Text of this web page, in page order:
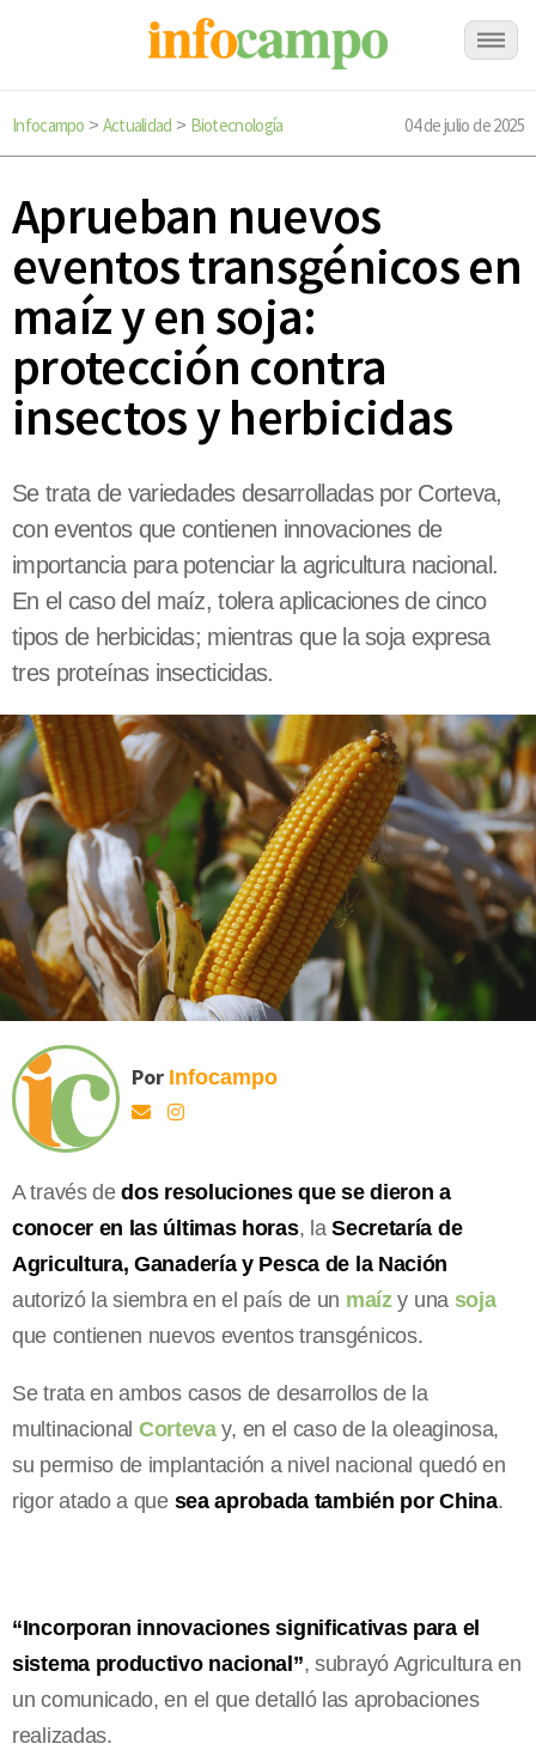
Infocampo > Actualidad > Biotecnología 04 de julio de 2025
Aprueban nuevos
eventos transgénicos en
maíz y en soja:
protección contra
insectos y herbicidas
Se trata de variedades desarrolladas por Corteva,
con eventos que contienen innovaciones de
importancia para potenciar la agricultura nacional.
En el caso del maíz, tolera aplicaciones de cinco
tipos de herbicidas; mientras que la soja expresa
tres proteínas insecticidas.
Por Infocampo
A través dedos resoluciones que se dieron a
conocer en las últimas horas, laSecretaría de
Agricultura, Ganadería y Pesca de la Nación
autorizó la siembra en el país de un maízy una soja
que contienen nuevos eventos transgénicos.
Se trata en ambos casos de desarrollos de la
multinacional Cortevay, en el caso de la oleaginosa,
su permiso de implantación a nivel nacional quedó en
rigor atado a que sea aprobada también por China.
“Incorporan innovaciones significativas para el
sistema productivo nacional”, subrayó Agricultura en
un comunicado, en el que detalló las aprobaciones
realizadas.